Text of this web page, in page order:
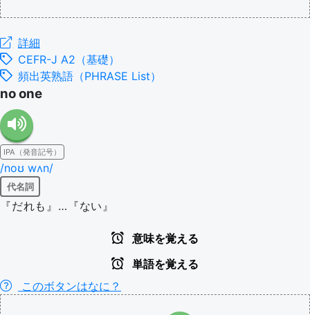
詳細
CEFR-J A2（基礎）
頻出英熟語（PHRASE List）
no one
IPA（発音記号）
/noʊ wʌn/
代名詞
『だれも』…『ない』
意味を覚える
単語を覚える
このボタンはなに？